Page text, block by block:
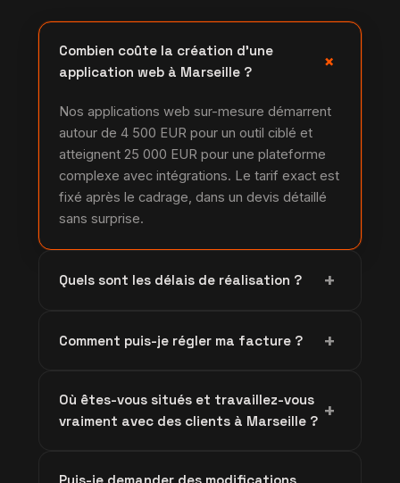
Combien coûte la création d'une
application web à Marseille ?
+
Nos applications web sur-mesure démarrent
autour de 4 500 EUR pour un outil ciblé et
atteignent 25 000 EUR pour une plateforme
complexe avec intégrations. Le tarif exact est
fixé après le cadrage, dans un devis détaillé
sans surprise.
Quels sont les délais de réalisation ? +
simple, 2 à 3 mois pour une plateforme métier
définissons un calendrier précis dès le
démarrage.
Comment puis-je régler ma facture ? +
par virement SEPA, en euros. Le paiement est
échelonné selon les grandes étapes du
Où êtes-vous situés et travaillez-vous
vraiment avec des clients à Marseille ? +